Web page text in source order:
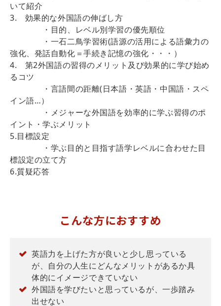
いて紹介
3. 効果的な外国語の伸ばし方
・目的、レベル別学習の優先順位
・一石二鳥学習術(語源の活用による語彙力の
強化、発話自動化＝手続き記憶の強化・・・）
4. 第2外国語の習得のメリット及び効果的に学び始め
るコツ
・言語間の距離(日本語・英語・中国語・スペ
イン語…）
・メジャーな外国語を効率的に学ぶ習得のポ
イント・学ぶメリット
5.目標設定
・学ぶ目的と目指す語学レベルに合わせた目
標設定の立て方
6.質疑応答
こんな方におすすめ
英語力を上げた方が良いと少し思っている
が、自分の人生にどんなメリットがあるか具
体的にイメージできていない
外国語を学びたいと思っているが、一歩踏み
出せない